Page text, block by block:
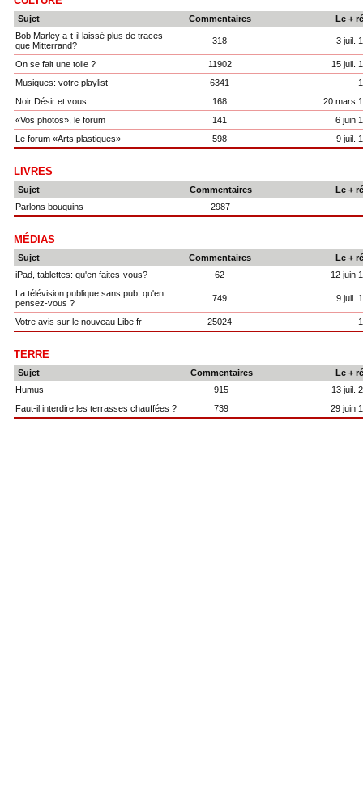
Sujet Commentaires
Le +
Bob Marley a-t-il laissé plus de traces
que Mitterrand?
318 3 juil.
On se fait une toile ? 11902
15 juil.
Musiques: votre playlist
6341
Noir Désir et vous
168
20 mars
«Vos photos», le forum
141
6 juin
Le forum «Arts plastiques»
598 9 juil.
LIVRES
Sujet Commentaires
Le +
Parlons bouquins
2987
MÉDIAS
Sujet Commentaires
Le +
iPad, tablettes: qu'en faites-vous?
62
12 juin
La télévision publique sans pub, qu'en
pensez-vous ?
749 9 juil.
Votre avis sur le nouveau Libe.fr 25024
TERRE
Sujet Commentaires
Le +
Humus
915
13 juil.
Faut-il interdire les terrasses chauffées ?
739 29 juin